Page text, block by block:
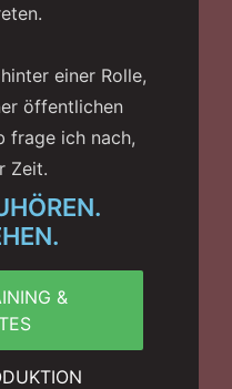
einer Rolle,
öffentlichen
frage ich nach,
Zeit.
&